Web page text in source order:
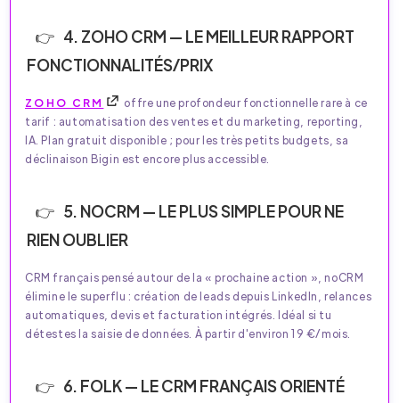
4. ZOHO CRM — LE MEILLEUR RAPPORT
FONCTIONNALITÉS/PRIX
ZOHO CRM
offre une profondeur fonctionnelle rare à ce
tarif : automatisation des ventes et du marketing, reporting,
IA. Plan gratuit disponible ; pour les très petits budgets, sa
déclinaison Bigin est encore plus accessible.
5. NOCRM — LE PLUS SIMPLE POUR NE
RIEN OUBLIER
CRM français pensé autour de la « prochaine action », noCRM
élimine le superflu : création de leads depuis LinkedIn, relances
automatiques, devis et facturation intégrés. Idéal si tu
détestes la saisie de données. À partir d'environ 19 €/mois.
6. FOLK — LE CRM FRANÇAIS ORIENTÉ